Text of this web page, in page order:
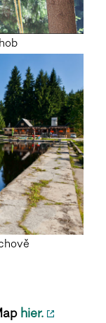
hier.